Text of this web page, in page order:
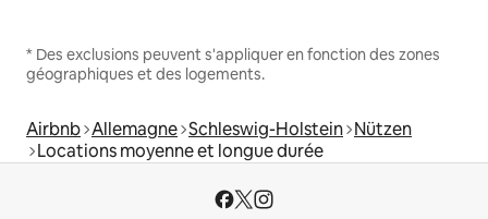
* Des exclusions peuvent s'appliquer en fonction des zones
géographiques et des logements.
Airbnb Allemagne Schleswig-Holstein Nützen
Locations moyenne et longue durée